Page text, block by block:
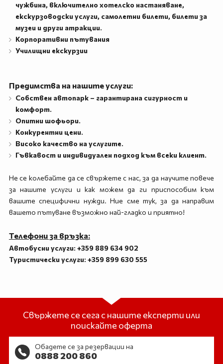
чужбина, включително хотелско настаняване,
екскурзоводски услуги, самолетни билети, билети за
музеи и други атракции.
Корпоративни пътувания
Училищни екскурзии
Предимства на нашите услуги:
Собствен автопарк – гарантирана сигурност и
комфорт.
Опитни шофьори.
Конкурентни цени.
Високо качество на услугите.
Гъвкавост и индивидуален подход към всеки клиент.
Не се колебайте да се свържете с нас, за да научите повече
за нашите услуги и как можем да ги приспособим към
вашите специфични нужди. Ние сме тук, за да направим
вашето пътуване възможно най-гладко и приятно!
Телефони за връзка:
Автобусни услуги: +359 889 634 902
Туристически услуги: +359 899 630 555
Свържете се сега с нашите експерти или
поискайте оферта
Обадете се за резервации на
0888 200 860